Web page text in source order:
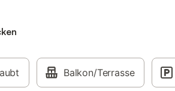
Balkon/Terrasse